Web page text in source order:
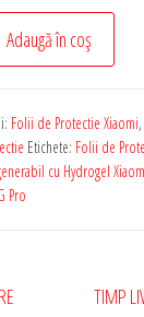
Adaugă în coș
Folii de Protectie Xiaomi,
Etichete: Folii de
cu Hydrogel
Pro
TIMP